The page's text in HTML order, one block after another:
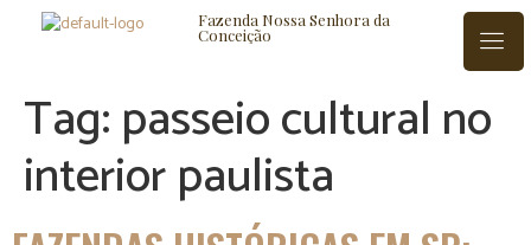
Fazenda Nossa Senhora da
Conceição
BLOG CONTATO
Tag:passeio cultural no
interior paulista